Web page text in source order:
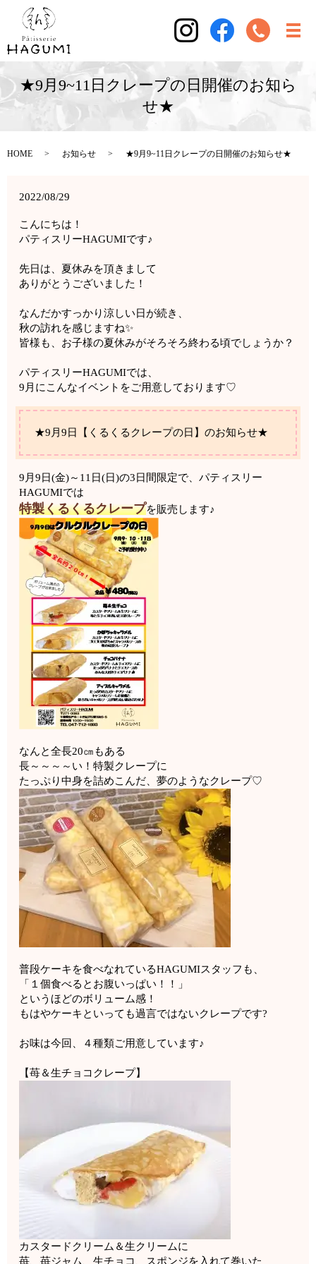
★9月9~11日クレープの日開催のお知ら
せ★
HOME お知らせ ★9月9~11日クレープの日開催のお知らせ★
2022/08/29
こんにちは！
パティスリーHAGUMIです♪
先日は、夏休みを頂きまして
ありがとうございました！
なんだかすっかり涼しい日が続き、
秋の訪れを感じますね✨
皆様も、お子様の夏休みがそろそろ終わる頃でしょうか？
パティスリーHAGUMIでは、
9月にこんなイベントをご用意しております♡
★9月9日【くるくるクレープの日】のお知らせ★
9月9日(金)～11日(日)の3日間限定で、パティスリー
HAGUMIでは
特製くるくるクレープを販売します♪
なんと全長20㎝もある
長～～～～い！特製クレープに
たっぷり中身を詰めこんだ、夢のようなクレープ♡
普段ケーキを食べなれているHAGUMIスタッフも、
「１個食べるとお腹いっぱい！！」
というほどのボリューム感！
もはやケーキといっても過言ではないクレープです?
お味は今回、４種類ご用意しています♪
【苺＆生チョコクレープ】
カスタードクリーム＆生クリームに
苺、苺ジャム、生チョコ、スポンジを入れて巻いた